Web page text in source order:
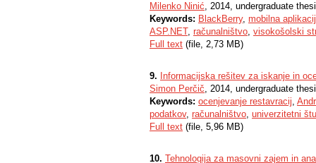
Milenko Ninić, 2014, undergraduate
Keywords: BlackBerry, mobilna
ASP.NET, računalništvo, visokošolski
Full text (file, 2,73 MB)
9. Informacijska rešitev za iskanje in
Simon Perčič, 2014, undergraduate
Keywords: ocenjevanje restavracij,
podatkov, računalništvo, univerzitetni
Full text (file, 5,96 MB)
10. Tehnologija za masovni zajem in